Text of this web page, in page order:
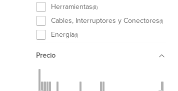
Herramientas(8)
Cables, Interruptores y Conectores(1)
Energía(1)
Precio